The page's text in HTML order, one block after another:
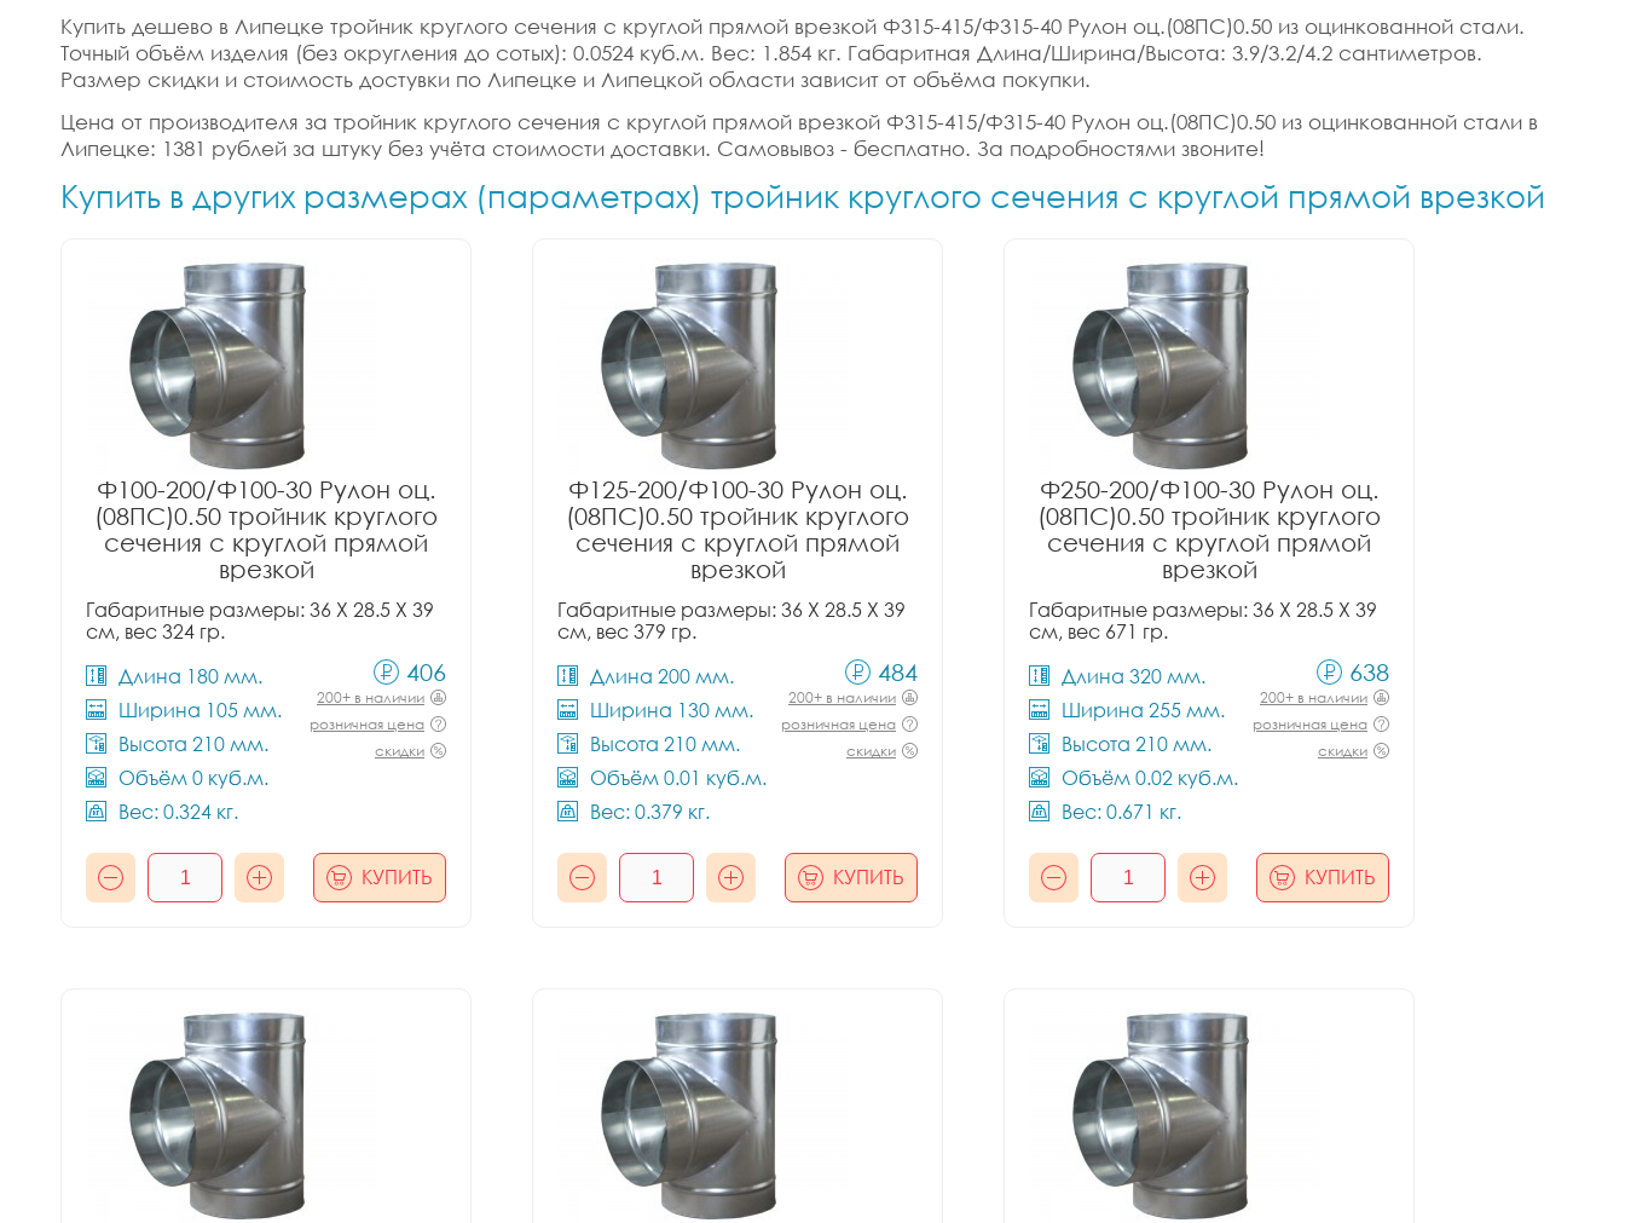
Купить дешево в Липецке тройник круглого сечения с круглой прямой врезкой Ф315-415/Ф315-40 Рулон оц.(08ПС)0.50 из оцинкованной стали.
Точный объём изделия (без округления до сотых): 0.0524 куб.м. Вес: 1.854 кг. Габаритная Длина/Ширина/Высота: 3.9/3.2/4.2 сантиметров.
Размер скидки и стоимость достувки по Липецке и Липецкой области зависит от объёма покупки.
Цена от производителя за тройник круглого сечения с круглой прямой врезкой Ф315-415/Ф315-40 Рулон оц.(08ПС)0.50 из оцинкованной стали в
Липецке: 1381 рублей за штуку без учёта стоимости доставки. Самовывоз - бесплатно. За подробностями звоните!
Купить в других размерах (параметрах) тройник круглого сечения с круглой прямой врезкой
Ф100-200/Ф100-30 Рулон оц.
(08ПС)0.50 тройник круглого
сечения с круглой прямой
врезкой
Габаритные размеры: 36 X 28.5 X 39
см, вес 324 гр.
Длина 180 мм.
Ширина 105 мм.
Высота 210 мм.
Объём 0 куб.м.
Вес: 0.324 кг.
406
200+ в наличии
розничная цена
скидки
КУПИТЬ
Ф125-200/Ф100-30 Рулон оц.
(08ПС)0.50 тройник круглого
сечения с круглой прямой
врезкой
Габаритные размеры: 36 X 28.5 X 39
см, вес 379 гр.
Длина 200 мм.
Ширина 130 мм.
Высота 210 мм.
Объём 0.01 куб.м.
Вес: 0.379 кг.
484
200+ в наличии
розничная цена
скидки
КУПИТЬ
Ф250-200/Ф100-30 Рулон оц.
(08ПС)0.50 тройник круглого
сечения с круглой прямой
врезкой
Габаритные размеры: 36 X 28.5 X 39
см, вес 671 гр.
Длина 320 мм.
Ширина 255 мм.
Высота 210 мм.
Объём 0.02 куб.м.
Вес: 0.671 кг.
638
200+ в наличии
розничная цена
скидки
КУПИТЬ